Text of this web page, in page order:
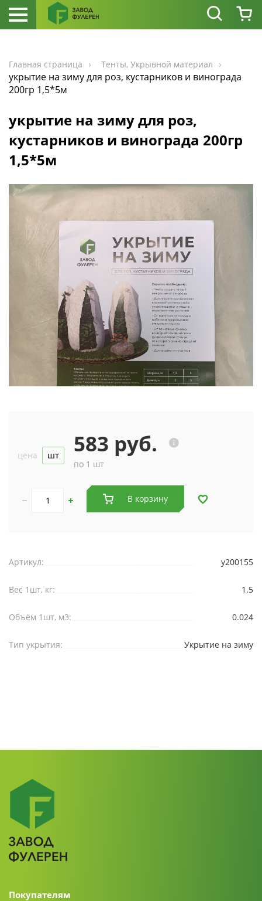
Главная страница Тенты, Укрывной материал
укрытие на зиму для роз, кустарников и винограда
200гр 1,5*5м
укрытие на зиму для роз,
кустарников и винограда 200гр
1,5*5м
цена шт 583 руб.
по 1 шт
В корзину
Артикул: y200155
Вес 1шт, кг: 1.5
Объём 1шт, м3: 0.024
Тип укрытия: Укрытие на зиму
Покупателям